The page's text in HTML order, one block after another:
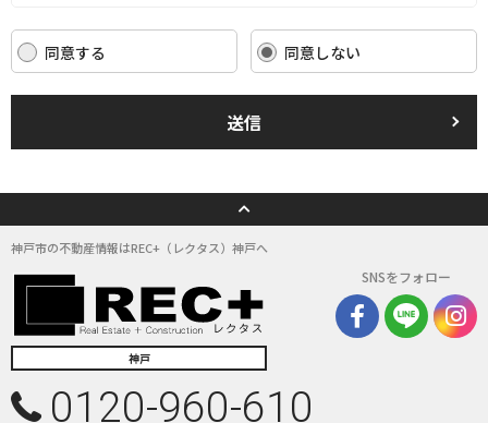
当社は、これらのお客さまの個人情報（以下「お客さま情報」といいま
す。）の適正な保護を重大な責務と認識し、この責務を果たすために、次
法令を遵守し、適切に取り扱います。また、適宜取扱いの改善に努めま
す。
ます。また、取引先等に対しても適切にお客さま情報を取り扱うように要
(3) お客さま情報の収集に際しては、利用目的を特定して通知または公表
(4) お客さま情報の漏洩、紛失、改ざん等を防止するために必要な 対策を
講じて適切な管理を行います。
(5) 保有するお客さま情報について、お客さま本人からの開示、訂正、削
除、利用停止の依頼を所定の窓口でお受けして、誠意をもって対応いたし
具体的には、以下の内容に従ってお客さま情報の取り扱いをいたします。
同意する 同意しない
送信
神戸市の不動産情報はREC+（レクタス）神戸へ
神戸
SNSをフォロー
0120-960-610